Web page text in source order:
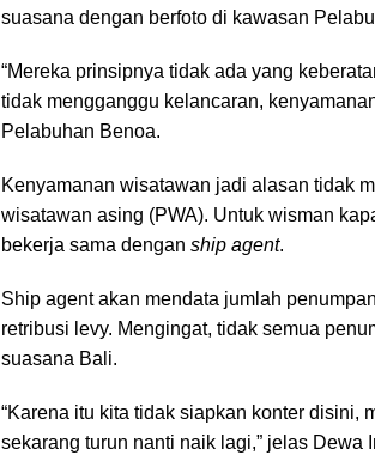
suasana dengan berfoto di kawasan
“Mereka prinsipnya tidak ada yang
tidak mengganggu kelancaran,
Pelabuhan Benoa.
Kenyamanan wisatawan jadi alasan tidak
wisatawan asing (PWA). Untuk wisman
bekerja sama dengan ship agent.
Ship agent akan mendata jumlah
retribusi levy. Mengingat, tidak semua
suasana Bali.
“Karena itu kita tidak siapkan konter disini,
sekarang turun nanti naik lagi,” jelas Dewa